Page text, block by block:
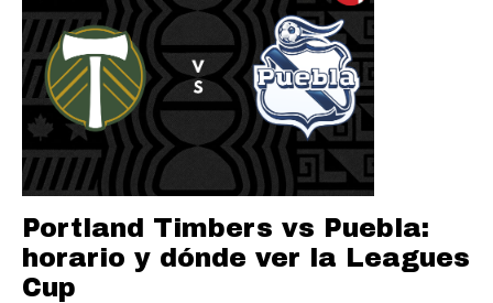
Portland Timbers vs Puebla:
horario y dónde ver la Leagues
Cup